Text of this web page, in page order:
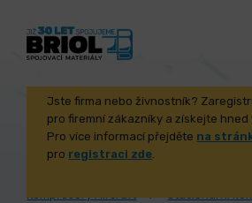
Jste firma nebo živnostník?
pro firemní zákazníky a získejte hned
Pro více informací přejděte na
pro registraci zde.
Kompresory Aircraft
Stacionární